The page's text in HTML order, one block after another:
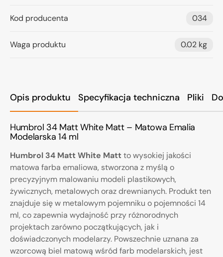
Opis produktu Specyfikacja techniczna Pliki
Humbrol 34 Matt White Matt – Matowa Emalia
Modelarska 14 ml
Humbrol 34 Matt White Mattto wysokiej jakości
matowa farba emaliowa, stworzona z myślą o
precyzyjnym malowaniu modeli plastikowych,
żywicznych, metalowych oraz drewnianych. Produkt ten
znajduje się w metalowym pojemniku o pojemności 14
ml, co zapewnia wydajność przy różnorodnych
projektach zarówno początkujących, jak i
doświadczonych modelarzy. Powszechnie uznana za
wzorcową biel matową wśród farb modelarskich, jest
Kod producenta 034
Waga produktu 0.02 kg